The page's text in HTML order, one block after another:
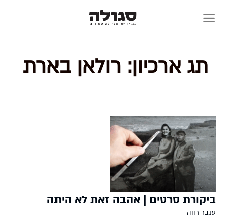
תג ארכיון: רולאן בארת
ביקורת סרטים | אהבה זאת לא היתה
ענבר רווה